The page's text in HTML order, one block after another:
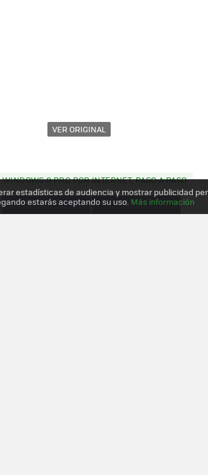
VER ORIGINAL
8 PRO POR INTERNET, PASO A PASO
estadísticas de audiencia y mostrar publicidad
estarás aceptando su uso. Más información